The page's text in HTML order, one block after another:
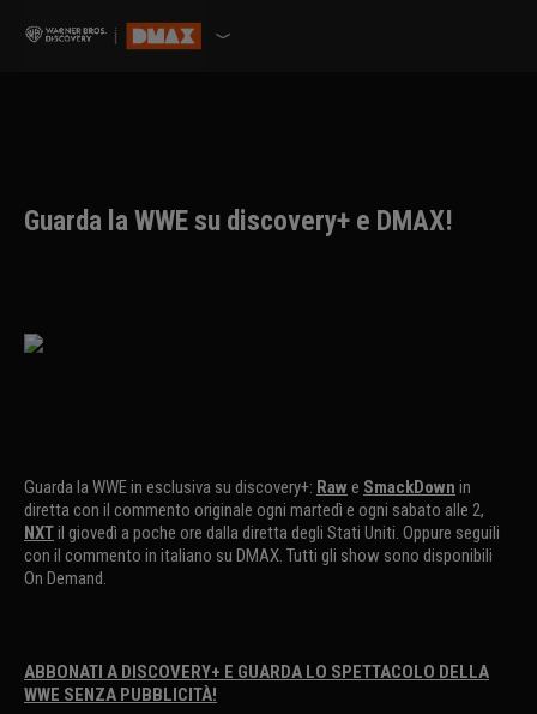
Guarda la WWE su discovery+ e DMAX!
Guarda la WWE in esclusiva su discovery+: Raw e SmackDown in
diretta con il commento originale ogni martedì e ogni sabato alle 2,
NXTil giovedì a poche ore dalla diretta degli Stati Uniti. Oppure seguili
con il commento in italiano su DMAX. Tutti gli show sono disponibili
On Demand.
ABBONATI A DISCOVERY+ E GUARDA LO SPETTACOLO DELLA
WWE SENZA PUBBLICITÀ!